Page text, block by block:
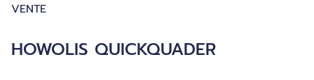
VENTE
HOWOLIS QUICKQUADER